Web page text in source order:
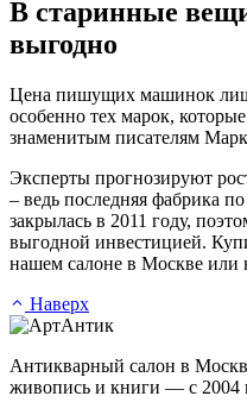
В старинные
выгодно
Цена пишущих машинок
особенно тех марок,
знаменитым писателям
Эксперты прогнозируют
– ведь последняя фабрика
закрылась в 2011 году,
выгодной инвестицией.
нашем салоне в Москве или
Наверх
Антикварный салон в
живопись и книги — с 2004